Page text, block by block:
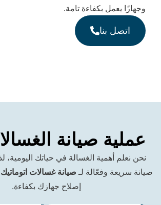
بكفاءة تامة.
بنا
صيانة الغسالات
الغسالة في حياتك اليومية، لذلك طورنا
وفعّالة لـ صيانة غسالات اتوماتيك الدمام. إليك
إصلاح جهازك بكفاءة.